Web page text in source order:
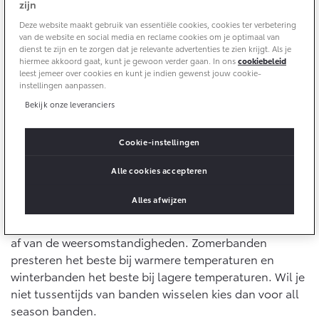
Yaris Cross
HYBRIDE
Urban Cruiser
BATTERIJ-ELEKTRISCH
Vanaf € 32.995,-
Vanaf € 33.495,-
HYBRIDE
Vanaf € 35.495,-
Werkplaatsafspraak
Onderhoud op Maat
APK
Airco check
Hybride Zekerheid Controle
Toyota Service Informatie (SIL)
Toyota Pechhulp
Schade & Glasherstel
10 jaar Toyota garantie
Private Lease
Wat is Private Lease?
Bereken je maandbedrag
Private Lease Occasions
Oplaadservice
Thuislaadpakketten
Zakelijk
Zakelijk
Toyota voor de zaak
Leasen
Financial Lease
Operational Lease
Werkplaatsafspraak maken
Contact en Route
Schade melden
Plan een proefrit
Vraag een brochure aan
Bekijk de verwachte modellen
De conditie van je banden is dus van cruciaal belang
voor jouw veiligheid. Goede banden zorgen er immers
voor dat je op tijd tot stilstand kunt komen en dat je
volledige controle hebt over je auto. Daarom is het
belangrijk dat je banden een minimum profieldiepte
hebben.
af van de weersomstandigheden. Zomerbanden
presteren het beste bij warmere temperaturen en
winterbanden het beste bij lagere temperaturen. Wil je
niet tussentijds van banden wisselen kies dan voor all
season banden.
zijn
Deze website maakt gebruik van essentiële cookies, cookies ter verbetering
van de website en social media en reclame cookies om je optimaal van
dienst te zijn en te zorgen dat je relevante advertenties te zien krijgt. Als je
hiermee akkoord gaat, kunt je gewoon verder gaan. In onscookiebeleid
leest jemeer over cookies en kunt je indien gewenst jouw cookie-
instellingen aanpassen.
Bekijk onze leveranciers
Cookie-instellingen
Alles afwijzen
Alle cookies accepteren